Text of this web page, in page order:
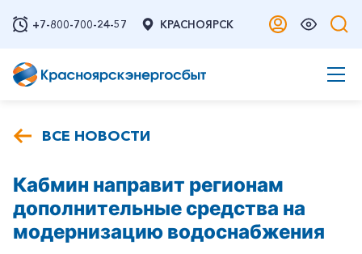
+7-800-700-24-57 КРАСНОЯРСК
ВСЕ НОВОСТИ
Кабмин направит регионам
дополнительные средства на
модернизацию водоснабжения